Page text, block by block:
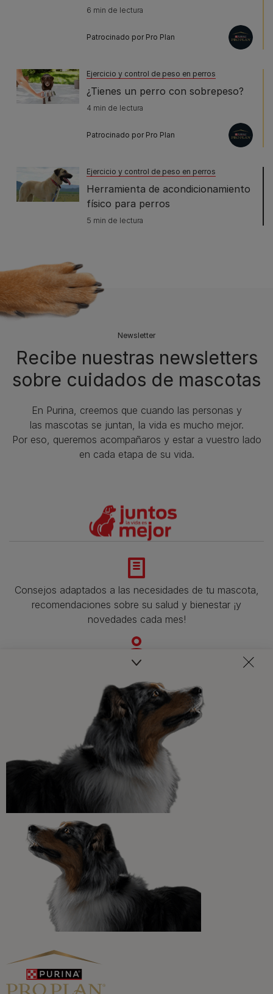
6 min de lectura
Patrocinado por Pro Plan
Ejercicio y control de peso en perros
¿Tienes un perro con sobrepeso?
4 min de lectura
Patrocinado por Pro Plan
Ejercicio y control de peso en perros
Herramienta de acondicionamiento
físico para perros
5 min de lectura
Newsletter
Recibe nuestras newsletters
sobre cuidados de mascotas​
En Purina, creemos que cuando las personas y
las mascotas se juntan, la vida es mucho mejor.
Por eso, queremos acompañaros y estar a vuestro lado
en cada etapa de su vida.​
Consejos adaptados a las necesidades de tu mascota,
recomendaciones sobre su salud y bienestar ¡y
novedades cada mes!
Veterinarios, nutricionistas y expertos en perros y gatos
para resolver todas tus dudas.​
Promociones, concursos, descuentos y ofertas de
todas nuestras marcas.​
¡No te lo pierdas, únete a Purina y empieza
a disfrutar ya de las ventajas!​
Registrarme ahora